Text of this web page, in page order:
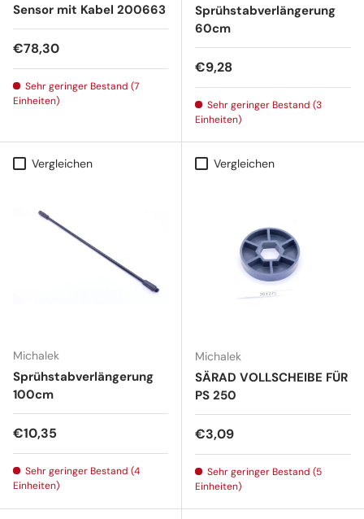
Sensor mit Kabel 200663
Normaler Preis
€78,30
Sehr geringer Bestand (7
Einheiten)
Sprühstabverlängerung
60cm
Normaler Preis
€9,28
Sehr geringer Bestand (3
Einheiten)
Vergleichen
Michalek
Sprühstabverlängerung
100cm
Normaler Preis
€10,35
Sehr geringer Bestand (4
Einheiten)
Vergleichen
Michalek
SÄRAD VOLLSCHEIBE FÜR
PS 250
Normaler Preis
€3,09
Sehr geringer Bestand (5
Einheiten)